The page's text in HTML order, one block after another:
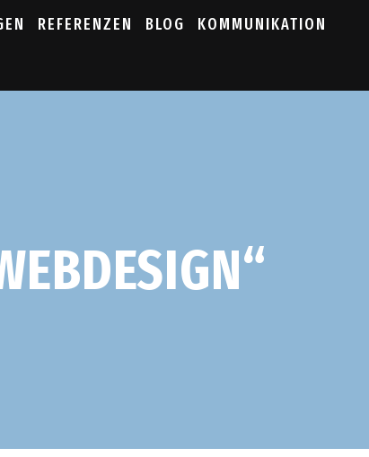
REFERENZEN BLOG KOMMUNIKATION